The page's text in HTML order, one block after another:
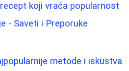
koji vraća popularnost
- Saveti i Preporuke
metode i iskustva